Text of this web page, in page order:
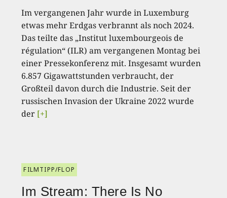
Im vergangenen Jahr wurde in Luxemburg
etwas mehr Erdgas verbrannt als noch 2024.
Das teilte das „Institut luxembourgeois de
régulation“ (ILR) am vergangenen Montag bei
einer Pressekonferenz mit. Insgesamt wurden
6.857 Gigawattstunden verbraucht, der
Großteil davon durch die Industrie. Seit der
russischen Invasion der Ukraine 2022 wurde
der [+]
FILMTIPP/FLOP
Im Stream: There Is No